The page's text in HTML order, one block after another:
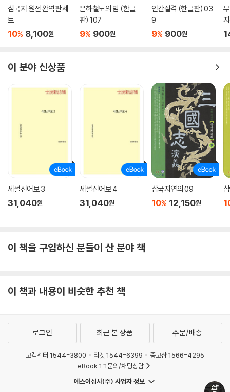
장인물의 한자 성명, 자와 직책, 출신 지역, 연령 등에서 상당히 많은 오류
도 발견된다. 가령 처음 방문을 붙여 군사를 모집했을 때 실제 24세였던 유
비의 나이가 28세로 잘못 기록되어 있고, 실제 ‘상국相國’이었던 동탁을
에도 이러한 오류들은 셀 수 없이 많이 발견되는데, 실제 역사에 대한 오해
로 정사 자료를 일일이 대조하여 바로잡았다. 또한 이해하기 어려운 개념
이나 역사적 사실 등 설명이 필요하다고 판단되는 내용을 이와 함께 소개
또한 소설 『삼국지』에서는 매회 두 구절의 제목을 제시하여 전체 줄거리를
예시했는데, 이번 글항아리 『삼국지』에서는 역자가 이를 대신할 간단한 제
목을 새로 붙이고, 두 구절은 각 장 제목과 함께 제시해두었다. 이번 번역본
은 기존 어떤 번역본보다 원본에 가까운 형태를 유지하려고 했으며, 동시
에 정사와의 비교를 통해 독자들이 삼국지에 대해 갖고 있던 의문점을 풀
어주고 독자들의 이해를 돕고자 애썼다.
西遊記』 『금병매金甁梅』를 합쳐서 ‘사대기서四大奇書’, 즉 명대의 사대
결합시킨 새로운 체제의 소설이라는 것이다.
그러나 우리가 흔히 말하는 『삼국지』는 사실 소설이 아닌 중국의 위魏(22
0~265), 촉蜀(221~263), 오吳(222~280) 삼국의 역사를 진晉나라
때 진수陳壽(233~297)가 기전체紀傳體 형태로 기술하여 편찬한 정사
正史 기록인 『삼국지』다. 그동안의 잘못된 관습으로 소설 형태의 『삼국
삼국지 원전 완역판 세
트
10% 8,100원
은하철도의 밤 (한글
판) 107
9% 900원
인간실격 (한글판) 03
9
9% 900원
이 분야 신상품
세설신어보 3
31,040원
세설신어보 4
31,040원
삼국지연의 09
10% 12,150원
이 책을 구입하신 분들이 산 분야 책
이 책과 내용이 비슷한 추천 책
로그인 최근 본 상품 주문/배송
고객센터 1544-3800 티켓 1544-6399
중고샵 1566-4295
eBook 1:1문의/채팅상담
예스이십사(주) 사업자 정보